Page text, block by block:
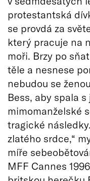
protestantská
se provdá za
který pracuje na
moři. Brzy po
těle a nesnese
nebudou se
Bess, aby spala
mimomanželské
tragické
zlatého srdce,“
míře
MFF Cannes